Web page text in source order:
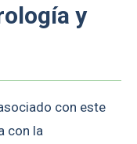
y
con este
con la